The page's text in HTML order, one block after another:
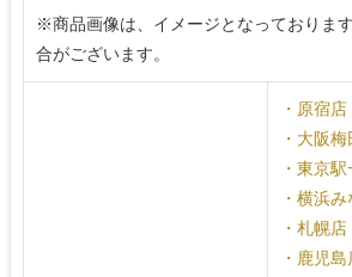
※商品画像は、イメージとなっておりま
合がございます。
・原宿店
・大阪
・東京
・横浜
・札幌店
・鹿児島